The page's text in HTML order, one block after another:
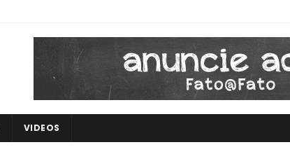
VIDEOS